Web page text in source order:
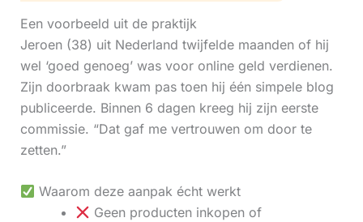
Een voorbeeld uit de praktijk
Jeroen (38) uit Nederland twijfelde maanden of hij
wel ‘goed genoeg’ was voor online geld verdienen.
Zijn doorbraak kwam pas toen hij één simpele blog
publiceerde. Binnen 6 dagen kreeg hij zijn eerste
commissie. “Dat gaf me vertrouwen om door te
zetten.”
Waarom deze aanpak écht werkt
Geen producten inkopen of